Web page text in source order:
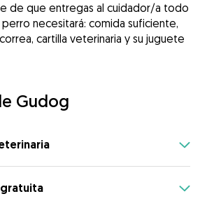
de que entregas al cuidador/a todo
necesitará: comida suficiente,
cartilla veterinaria y su juguete
Gudog